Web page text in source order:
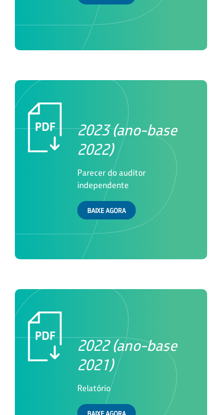
2023 (ano-base
2022)
Parecer do auditor
independente
BAIXE AGORA
2022 (ano-base
2021)
Relatório
BAIXE AGORA